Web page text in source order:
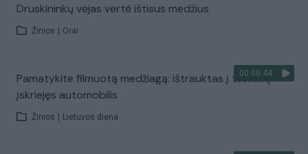
Druskininkų vėjas vertė ištisus medžius
Žinios Orai
00:00:44
Pamatykite filmuotą medžiagą: ištrauktas į tvenkinį
įskriejęs automobilis
Žinios Lietuvos diena